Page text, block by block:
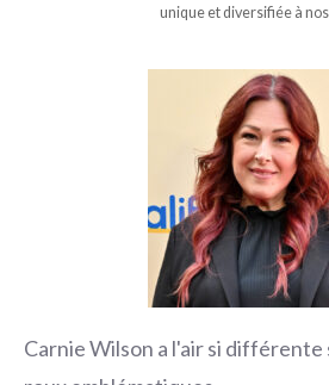
unique et diversifiée à
Carnie Wilson a l'air si différente